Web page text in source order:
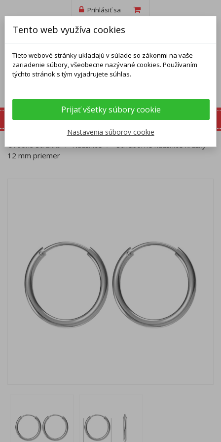
Prihlásiť sa
Úvodná stránka Náušnice
Strieborné náušnice krúžky -
12 mm priemer
Tento web využíva cookies
Tieto webové stránky ukladajú v súlade so zákonmi na vaše
zariadenie súbory, všeobecne nazývané cookies. Používaním
týchto stránok s tým vyjadrujete súhlas.
Prijať všetky súbory cookie
Nastavenia súborov cookie